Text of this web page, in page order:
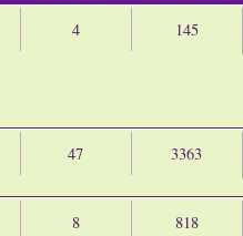
4 145
47 3363
8 818